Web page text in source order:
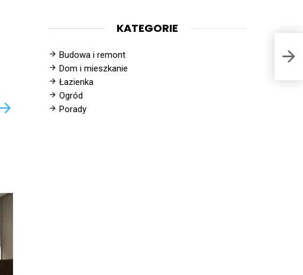
KATEGORIE
Budowa i remont
Dom i mieszkanie
Łazienka
Ogród
Porady